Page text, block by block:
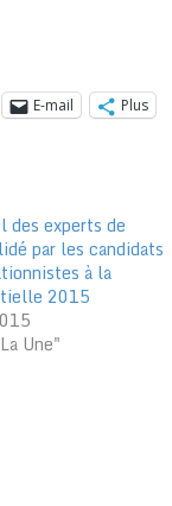
E-mail Plus
des experts de
par les candidats
à la
2015
Une"